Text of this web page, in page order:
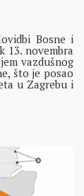
Bosne i
13. novembra
vazdušnog
što je posao
u Zagrebu i